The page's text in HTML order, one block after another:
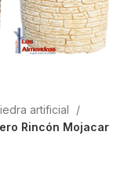
artificial
Rincón Mojacar